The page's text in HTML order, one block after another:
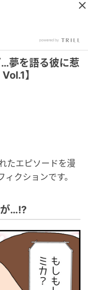
夢を語る彼に惹
】
たエピソードを漫
クションです。
…!?